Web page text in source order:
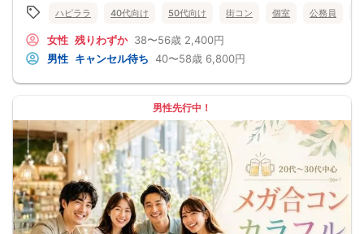
ハピララ 40代向け 50代向け 街コン 個室 公務員
女性 残りわずか 38〜56歳 2,400円
男性 キャンセル待ち 40〜58歳 6,800円
男性先行中！